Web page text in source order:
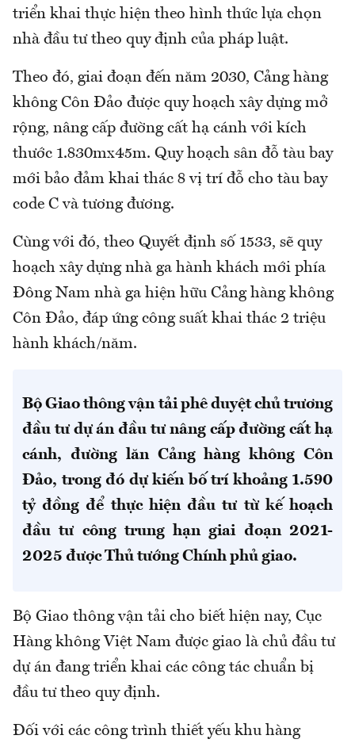
triển khai thực hiện theo hình thức lựa chọn
nhà đầu tư theo quy định của pháp luật.
Theo đó, giai đoạn đến năm 2030, Cảng hàng
không Côn Đảo được quy hoạch xây dựng mở
rộng, nâng cấp đường cất hạ cánh với kích
thước 1.830mx45m. Quy hoạch sân đỗ tàu bay
mới bảo đảm khai thác 8 vị trí đỗ cho tàu bay
code C và tương đương.
Cùng với đó, theo Quyết định số 1533, sẽ quy
hoạch xây dựng nhà ga hành khách mới phía
Đông Nam nhà ga hiện hữu Cảng hàng không
Côn Đảo, đáp ứng công suất khai thác 2 triệu
hành khách/năm.
Bộ Giao thông vận tải phê duyệt chủ trương
đầu tư dự án đầu tư nâng cấp đường cất hạ
cánh, đường lăn Cảng hàng không Côn
Đảo, trong đó dự kiến bố trí khoảng 1.590
tỷ đồng để thực hiện đầu tư từ kế hoạch
đầu tư công trung hạn giai đoạn 2021-
2025 được Thủ tướng Chính phủ giao.
Bộ Giao thông vận tải cho biết hiện nay, Cục
Hàng không Việt Nam được giao là chủ đầu tư
dự án đang triển khai các công tác chuẩn bị
đầu tư theo quy định.
Đối với các công trình thiết yếu khu hàng